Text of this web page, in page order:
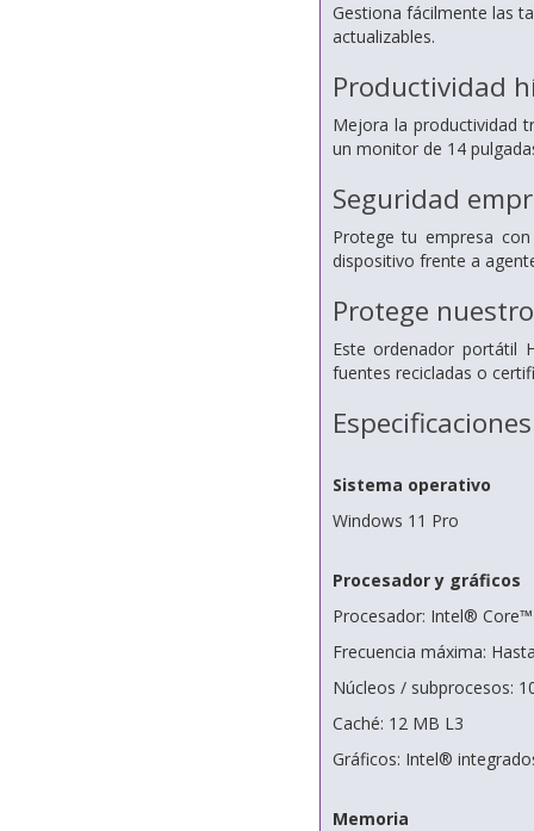
Gestiona fácilmente las
actualizables.
Productividad
Mejora la productividad
un monitor de 14
Seguridad
Protege tu empresa
dispositivo frente a
Protege
Este ordenador portátil
fuentes recicladas o
Especificaciones
Sistema operativo
Windows 11 Pro
Procesador y gráficos
Procesador: Intel®
Frecuencia máxima:
Núcleos / subprocesos:
Caché: 12 MB L3
Gráficos: Intel®
Memoria